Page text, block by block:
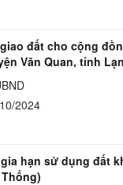
đất cho cộng
Văn Quan, tỉnh
2024
hạn sử dụng đất